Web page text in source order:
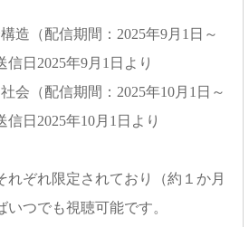
（配信期間：2025年9月1日～
日2025年9月1日より
（配信期間：2025年10月1日～
日2025年10月1日より
れぞれ限定されており（約１か月
つでも視聴可能です。